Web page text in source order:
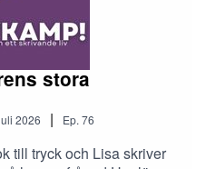
stora
2026 | Ep. 76
till tryck och Lisa skriver